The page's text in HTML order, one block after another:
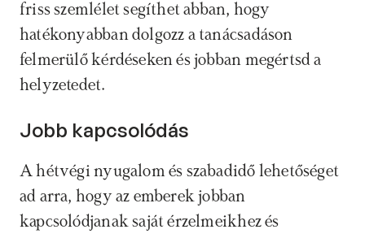
friss szemlélet segíthet abban, hogy
hatékonyabban dolgozz a tanácsadáson
felmerülő kérdéseken és jobban megértsd a
helyzetedet.
Jobb kapcsolódás
A hétvégi nyugalom és szabadidő lehetőséget
ad arra, hogy az emberek jobban
kapcsolódjanak saját érzelmeikhez és